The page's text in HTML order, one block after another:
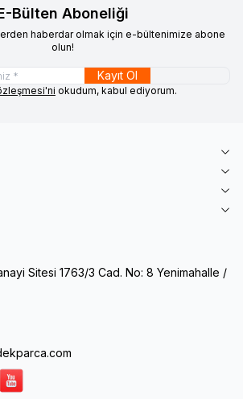
Bülten Aboneliği
haberdar olmak için e-bültenimize abone
olun!
Kayıt Ol
okudum, kabul ediyorum.
Sitesi 1763/3 Cad. No: 8 Yenimahalle /